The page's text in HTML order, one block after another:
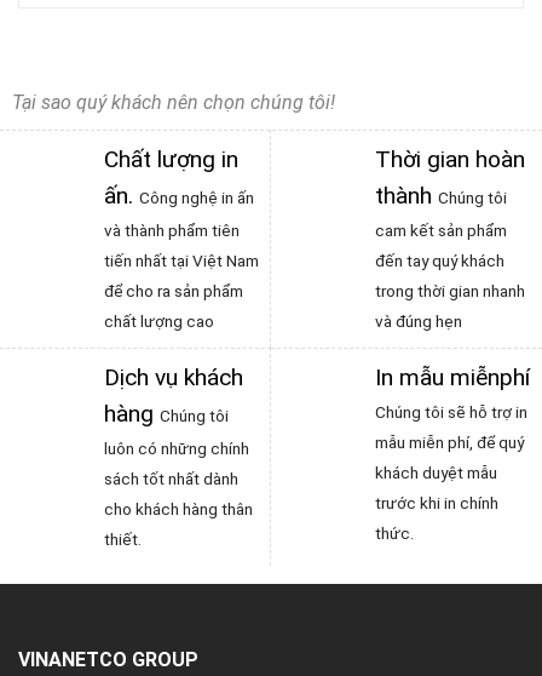
Tại sao quý khách nên chọn chúng tôi!
Chất lượng in
ấn. Công nghệ in ấn
và thành phẩm tiên
tiến nhất tại Việt Nam
để cho ra sản phẩm
chất lượng cao
Thời gian hoàn
thành Chúng tôi
cam kết sản phẩm
đến tay quý khách
trong thời gian nhanh
và đúng hẹn
Dịch vụ khách
hàng Chúng tôi
luôn có những chính
sách tốt nhất dành
cho khách hàng thân
thiết.
In mẫu miễnphí
Chúng tôi sẽ hỗ trợ in
mẫu miễn phí, để quý
khách duyệt mẫu
trước khi in chính
thức.
VINANETCO GROUP